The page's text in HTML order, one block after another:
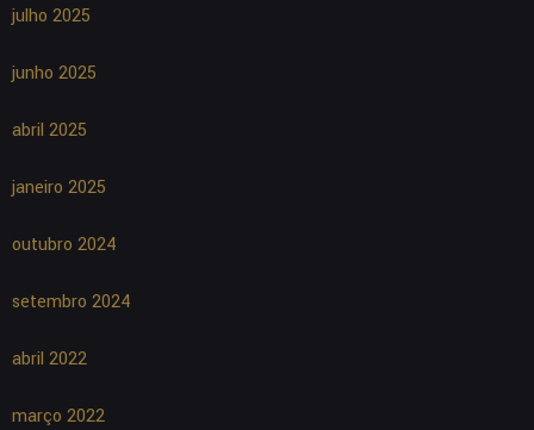
julho 2025
junho 2025
abril 2025
janeiro 2025
outubro 2024
setembro 2024
abril 2022
março 2022